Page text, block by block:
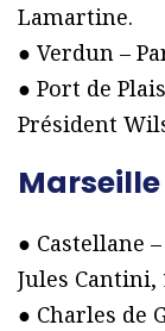
Lamartine.
● Verdun –
● Port de
Président
Marseille
● Castellane
Jules Cantini,
● Charles de